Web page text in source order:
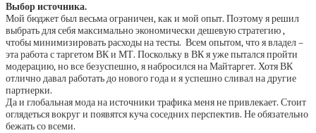
Выбор источника.
Мой бюджет был весьма ограничен, как и мой опыт. Поэтому я решил
выбрать для себя максимально экономически дешевую стратегию ,
чтобы минимизировать расходы на тесты. Всем опытом, что я владел –
эта работа с таргетом ВК и МТ. Поскольку в ВК я уже пытался пройти
модерацию, но все безуспешно, я набросился на Майтаргет. Хотя ВК
отлично давал работать до нового года и я успешно сливал на другие
партнерки.
Да и глобальная мода на источники трафика меня не привлекает. Стоит
оглядеться вокруг и появятся куча соседних перспектив. Не обязательно
бежать со всеми.